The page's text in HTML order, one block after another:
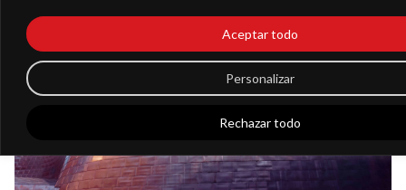
Personalizar
Rechazar todo
Aceptar todo
Blog
Noticias